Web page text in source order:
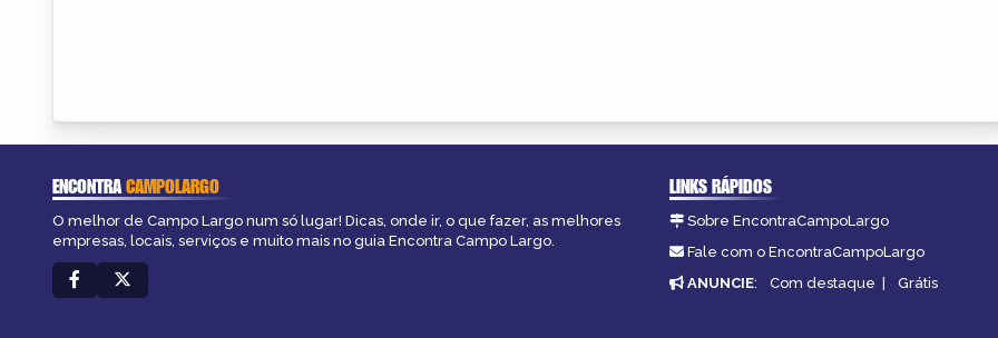
ENCONTRACAMPOLARGO
O melhor de Campo Largo num só lugar! Dicas, onde ir, o que fazer, as melhores
empresas, locais, serviços e muito mais no guia Encontra Campo Largo.
LINKS RÁPIDOS
Sobre EncontraCampoLargo
Fale com o EncontraCampoLargo
ANUNCIE: Com destaque | Grátis